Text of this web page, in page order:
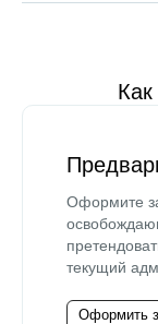
Оформите
текущий
Оформить